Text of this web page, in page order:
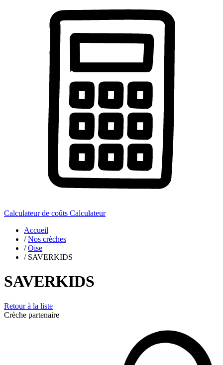
Calculateur de coûts Calculateur
Accueil
/ Nos crèches
/ Oise
/ SAVERKIDS
SAVERKIDS
Retour à la liste
Crèche partenaire